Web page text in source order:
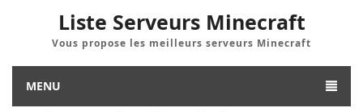
Liste Serveurs Minecraft
Vous propose les meilleurs serveurs Minecraft
MENU